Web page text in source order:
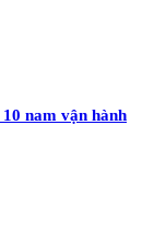
nam vận hành